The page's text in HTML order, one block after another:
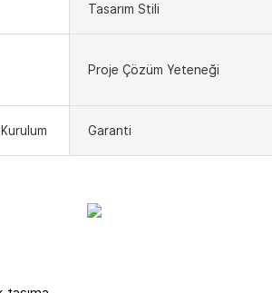
Tasarım Stili
Proje Çözüm Yeteneği
Garanti